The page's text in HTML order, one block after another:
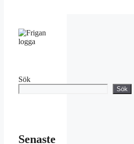
Sök
Sök
Senaste